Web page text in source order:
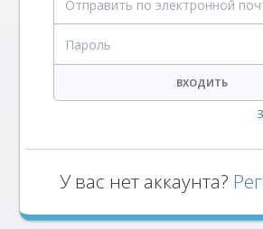
ВХОДИТЬ
У вас нет аккаунта?